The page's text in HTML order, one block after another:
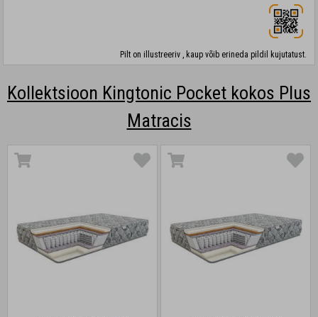
Pilt on illustreeriv , kaup võib erineda pildil kujutatust.
Kollektsioon Kingtonic Pocket kokos Plus
Matracis